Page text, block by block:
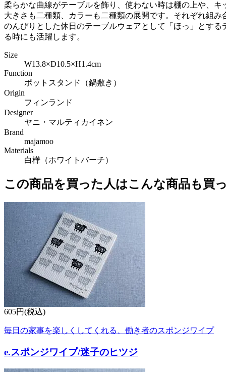
柔らかな曲線がテーブルを飾り、使わない時は棚の上や、
大きさも二種類、カラーも二種類の展開です。それぞれ組
のんびりとした休日のテーブルウェアとして「ほっ」とす
る時にも活躍します。
Size
W13.8×D10.5×H1.4cm
Function
ポットスタンド（鍋敷き）
Origin
フィンランド
Designer
ヤニ・マルティカイネン
Brand
majamoo
Materials
白樺（ホワイトバーチ）
この商品を買った人はこんな商品も買
605円(税込)
毎日の家事を楽しくしてくれる、働き者のスポンジワイプ
e.スポンジワイプ/迷子のヒツジ